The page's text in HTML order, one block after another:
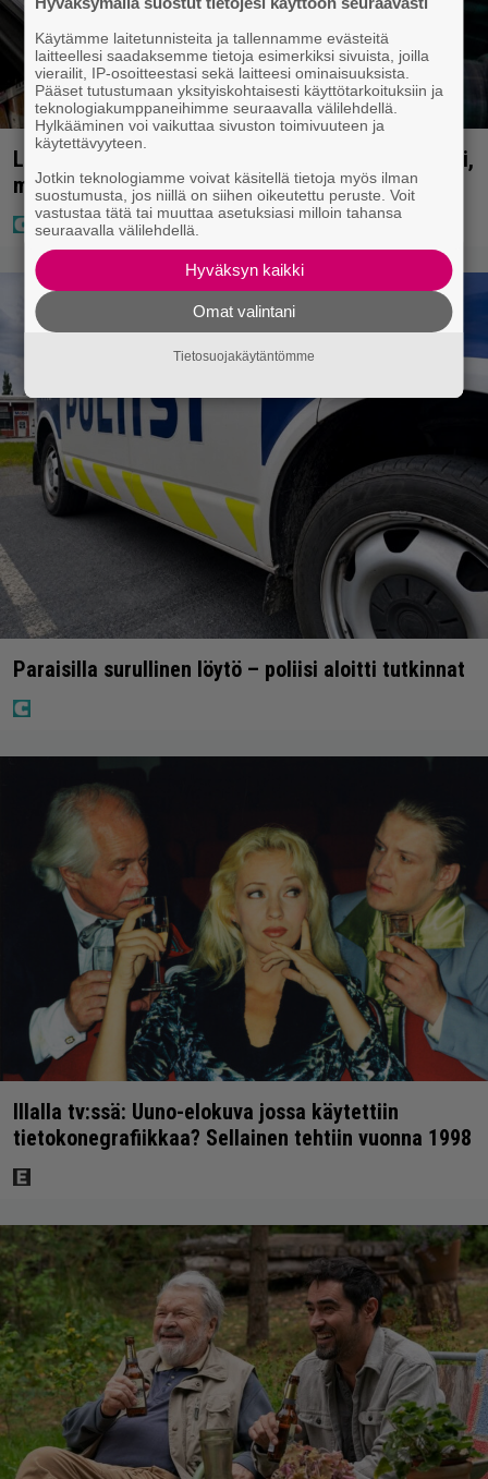
Lapset ostivat isälle lahjaksi arvan – päävoitto tuli,
mutta miten sitten kävikään
Paraisilla surullinen löytö – poliisi aloitti tutkinnat
Illalla tv:ssä: Uuno-elokuva jossa käytettiin
tietokonegrafiikkaa? Sellainen tehtiin vuonna 1998
Käytämme laitetunnisteita ja tallennamme evästeitä
laitteellesi saadaksemme tietoja esimerkiksi sivuista, joilla
vierailit, IP-osoitteestasi sekä laitteesi ominaisuuksista.
Pääset tutustumaan yksityiskohtaisesti käyttötarkoituksiin ja
teknologiakumppaneihimme seuraavalla välilehdellä.
Hylkääminen voi vaikuttaa sivuston toimivuuteen ja
käytettävyyteen.
Jotkin teknologiamme voivat käsitellä tietoja myös ilman
suostumusta, jos niillä on siihen oikeutettu peruste. Voit
vastustaa tätä tai muuttaa asetuksiasi milloin tahansa
seuraavalla välilehdellä.
Hyväksyn kaikki
Omat valintani
Tietosuojakäytäntömme